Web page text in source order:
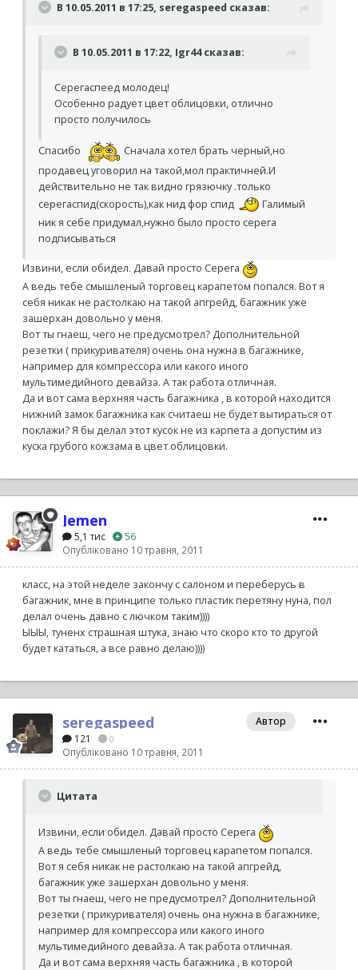
В 10.05.2011 в 17:25, seregaspeed сказав:
В 10.05.2011 в 17:22, Igr44 сказав:
Серегаспеед молодец!
Особенно радует цвет облицовки, отлично
просто получилось
Спасибо
Сначала хотел брать черный,но
продавец уговорил на такой,мол практичней.И
действительно не так видно грязючку .только
серегаспид(скорость),как нид фор спид
Галимый
ник я себе придумал,нужно было просто серега
подписываться
Извини, если обидел. Давай просто Серега
А ведь тебе смышленый торговец карапетом попался. Вот я
себя никак не растолкаю на такой апгрейд, багажник уже
зашерхан довольно у меня.
Вот ты гнаеш, чего не предусмотрел? Дополнительной
резетки ( прикуривателя) очень она нужна в багажнике,
например для компрессора или какого иного
мультимедийного девайза. А так работа отличная.
Да и вот сама верхняя часть багажника , в которой находится
нижний замок багажника как считаеш не будет вытираться от
поклажи? Я бы делал этот кусок не из карпета а допустим из
куска грубого кожзама в цвет облицовки.
Jemen
5,1 тис
56
Опубліковано 10 травня, 2011
класс, на этой неделе закончу с салоном и переберусь в
багажник, мне в принципе только пластик перетяну нуна, пол
делал очень давно с лючком таким))))
ЫЫЫ, туненх страшная штука, знаю что скоро кто то другой
будет кататься, а все равно делаю))))
seregaspeed
121 0
Опубліковано 10 травня, 2011
Автор
Цитата
Извини, если обидел. Давай просто Серега
А ведь тебе смышленый торговец карапетом попался.
Вот я себя никак не растолкаю на такой апгрейд,
багажник уже зашерхан довольно у меня.
Вот ты гнаеш, чего не предусмотрел? Дополнительной
резетки ( прикуривателя) очень она нужна в багажнике,
например для компрессора или какого иного
мультимедийного девайза. А так работа отличная.
Да и вот сама верхняя часть багажника , в которой